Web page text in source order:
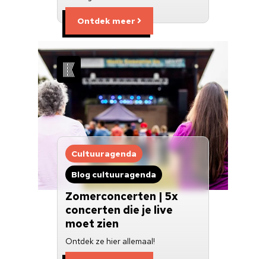
Ontdek meer
Cultuuragenda
Blog cultuuragenda
Zomerconcerten | 5x
concerten die je live
moet zien
Ontdek ze hier allemaal!